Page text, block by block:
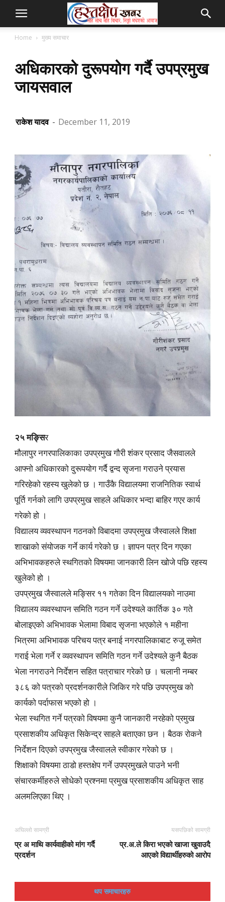
Home मुख्य समाचार
अधिकारको दुरूपयोग गर्दै उपप्रमुख
जायसवाल
राकेश यादव - December 11, 2019
२५ मङ्सिर
मौलापुर नगरपालिकाका उपप्रमुख गौरी शंकर प्रसाद जैसवालले
आफ्नो अधिकारको दुरूपयोग गर्दै द्वन्द सृजना गराउने प्रयास
गरिरहेको रहस्य खुलेको छ । गाउँकै विद्यालयमा राजनितिक स्वार्थ
पूर्ति गर्नको लागि उपप्रमुख साहले अधिकार भन्दा बाहिर गएर कार्य
गरेको हो ।
विद्यालय व्यवस्थापन गठनको विबादमा उपप्रमुख जैस्वालले शिक्षा
शाखाको संयोजक गर्ने कार्य गरेको छ । ज्ञापन पत्र दिन गएका
अभिभावकहरुले स्थगितको विषयमा जानकारी लिन खोजे पछि रहस्य
खुलेको हो ।
उपप्रमुख जैस्वालले मङ्सिर ११ गतेका दिन विद्यालयको नाउमा
विद्यालय व्यवस्थापन समिति गठन गर्ने उदेश्यले कार्तिक ३० गते
बोलाइएको अभिभावक भेलामा विबाद सृजना भएकोले १ महीना
भित्रमा अभिभावक परिचय पत्र बनाई नगरपालिकाबाट रुजू समेत
गराई भेला गर्ने र व्यवस्थापन समिति गठन गर्ने उदेश्यले कुनै बैठक
भेला नगराउने निर्देशन सहित पत्राचार गरेको छ । चलानी नम्बर
३८६ को पत्रको प्रदर्शनकारीले जिकिर गरे पछि उपप्रमुख को
कार्यको पर्दाफास भएको हो ।
भेला स्थगित गर्ने पत्रको विषयमा कुनै जानकारी नरहेको प्रमुख
प्रसाशकीय अधिकृत सिकेन्द्र साहले बताएका छन । बैठक रोकने
निर्देशन दिएको उपप्रमुख जैस्वालले स्वीकार गरेको छ ।
शिक्षाको विषयमा ठाडो हस्तक्षेप गर्ने उपप्रमुखले पाउने भनी
संचारकर्मीहरुले सोधेको प्रश्नमा प्रमुख प्रसाशकीय अधिकृत साह
अलमलिएका थिए ।
अघिल्लो सामग्री
प्र अ माथि कार्यवाहीको मांग गर्दै
प्रदर्शन
यसपछिको सामग्री
प्र.अ.ले किरा भएको खाजा खुवाउदै
आएको विद्यार्थीहरुको आरोप
थप समाचारहरु